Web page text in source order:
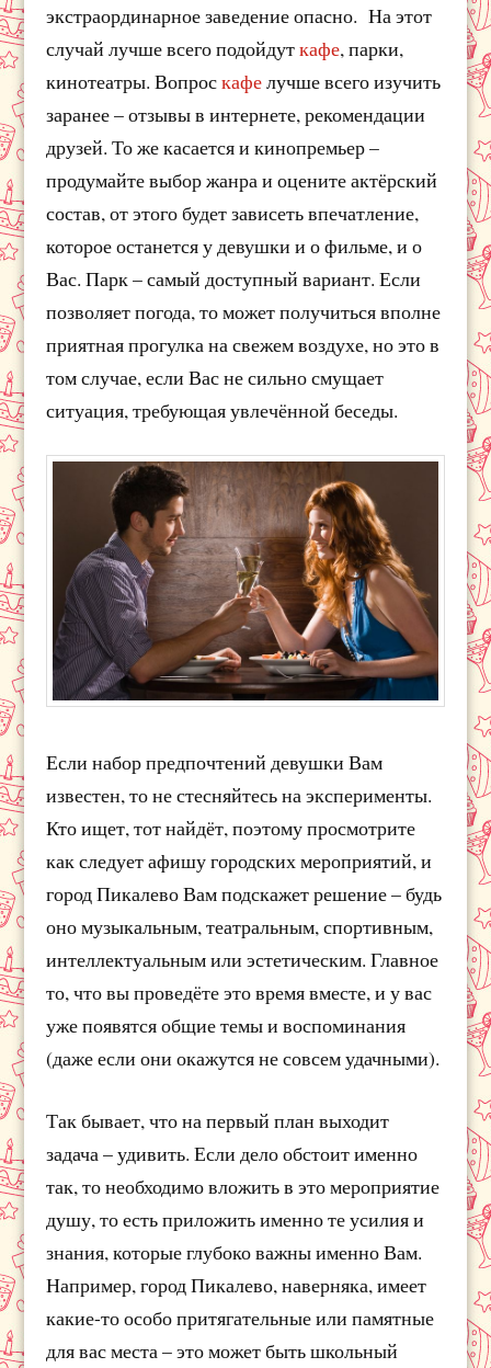
экстраординарное заведение опасно. На этот
случай лучше всего подойдуткафе, парки,
кинотеатры. Вопроскафелучше всего изучить
заранее – отзывы в интернете, рекомендации
друзей. То же касается и кинопремьер –
продумайте выбор жанра и оцените актёрский
состав, от этого будет зависеть впечатление,
которое останется у девушки и о фильме, и о
Вас. Парк – самый доступный вариант. Если
позволяет погода, то может получиться вполне
приятная прогулка на свежем воздухе, но это в
том случае, если Вас не сильно смущает
ситуация, требующая увлечённой беседы.
Если набор предпочтений девушки Вам
известен, то не стесняйтесь на эксперименты.
Кто ищет, тот найдёт, поэтому просмотрите
как следует афишу городских мероприятий, и
город Пикалево Вам подскажет решение – будь
оно музыкальным, театральным, спортивным,
интеллектуальным или эстетическим. Главное
то, что вы проведёте это время вместе, и у вас
уже появятся общие темы и воспоминания
(даже если они окажутся не совсем удачными).
Так бывает, что на первый план выходит
задача – удивить. Если дело обстоит именно
так, то необходимо вложить в это мероприятие
душу, то есть приложить именно те усилия и
знания, которые глубоко важны именно Вам.
Например, город Пикалево, наверняка, имеет
какие-то особо притягательные или памятные
для вас места – это может быть школьный